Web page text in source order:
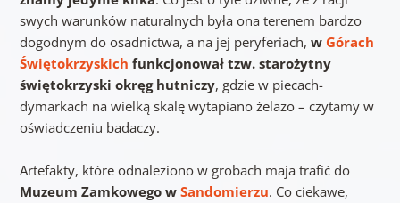
swych warunków naturalnych była ona terenem bardzo
dogodnym do osadnictwa, a na jej peryferiach, w Górach
Świętokrzyskich funkcjonował tzw. starożytny
świętokrzyski okręg hutniczy, gdzie w piecach-
dymarkach na wielką skalę wytapiano żelazo – czytamy w
oświadczeniu badaczy.
Artefakty, które odnaleziono w grobach maja trafić do
Muzeum Zamkowego w Sandomierzu. Co ciekawe,